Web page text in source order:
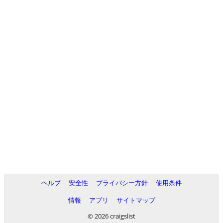
ヘルプ 安全性 プライバシー方針
使用条件
情報
アプリ
サイトマップ
© 2026 craigslist